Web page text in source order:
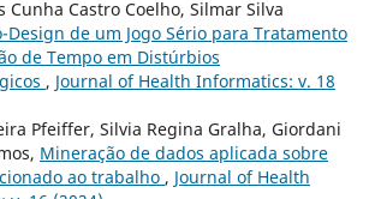
Cunha Castro Coelho, Silmar Silva
Design de um Jogo Sério para Tratamento
de Tempo em Distúrbios
, Journal of Health Informatics: v. 18
Pfeiffer, Silvia Regina Gralha, Giordani
Mineração de dados aplicada sobre
ao trabalho , Journal of Health